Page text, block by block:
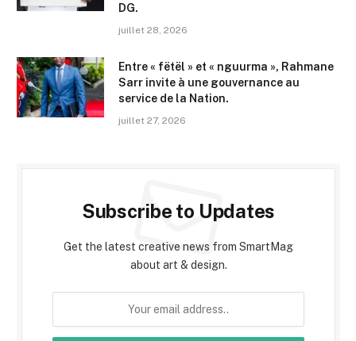
DG.
juillet 28, 2026
Entre « fëtël » et « nguurma », Rahmane
Sarr invite à une gouvernance au
service de la Nation.
juillet 27, 2026
Subscribe to Updates
Get the latest creative news from SmartMag
about art & design.